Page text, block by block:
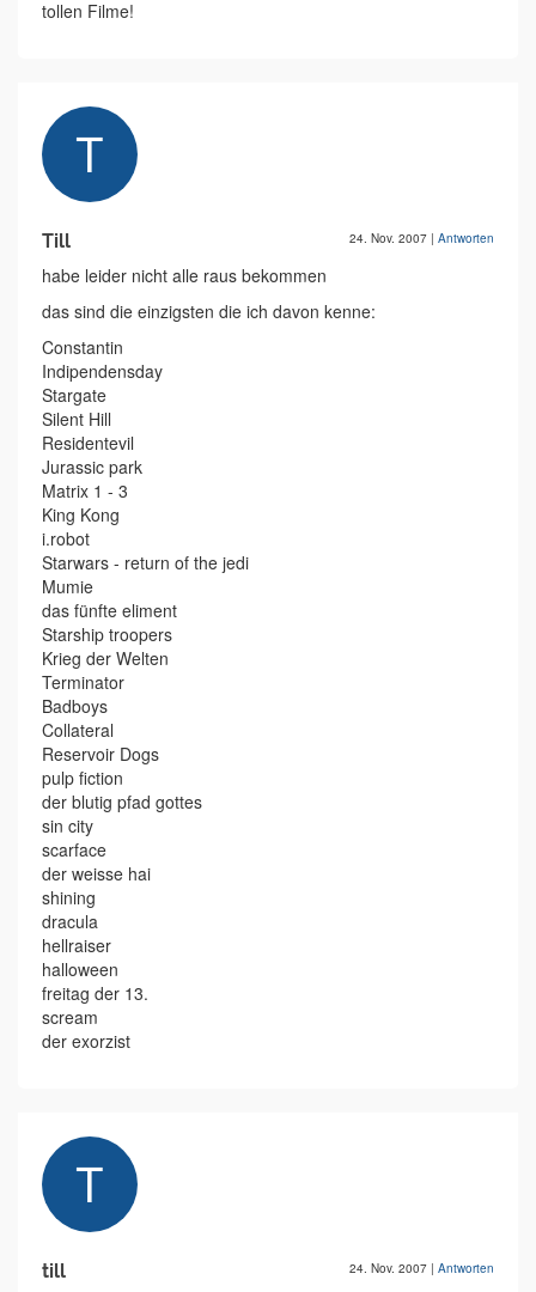
tollen Filme!
Till 24. Nov. 2007 | Antworten
habe leider nicht alle raus bekommen
das sind die einzigsten die ich davon kenne:
Constantin
Indipendensday
Stargate
Silent Hill
Residentevil
Jurassic park
Matrix 1 - 3
King Kong
i.robot
Starwars - return of the jedi
Mumie
das fünfte eliment
Starship troopers
Krieg der Welten
Terminator
Badboys
Collateral
Reservoir Dogs
pulp fiction
der blutig pfad gottes
sin city
scarface
der weisse hai
shining
dracula
hellraiser
halloween
freitag der 13.
scream
der exorzist
till 24. Nov. 2007 | Antworten